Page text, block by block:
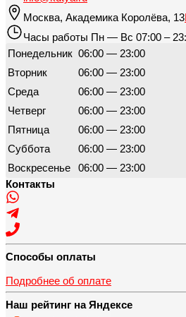
Москва, Академика Королёва, 13
Часы работы Пн — Вс 07:00 –
Понедельник 06:00 — 23:00
Вторник
06:00 — 23:00
Среда
06:00 — 23:00
Четверг
06:00 — 23:00
Пятница
06:00 — 23:00
Суббота
06:00 — 23:00
Воскресенье
06:00 — 23:00
Контакты
Способы оплаты
Подробнее об оплате
Наш рейтинг на Яндексе